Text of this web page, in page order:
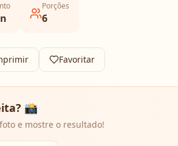
Porções
6
Favoritar
📸
e mostre o resultado!